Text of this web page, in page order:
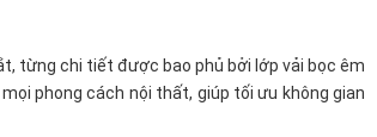
từng chi tiết được bao phủ bởi lớp vải bọc êm
phong cách nội thất, giúp tối ưu không gian